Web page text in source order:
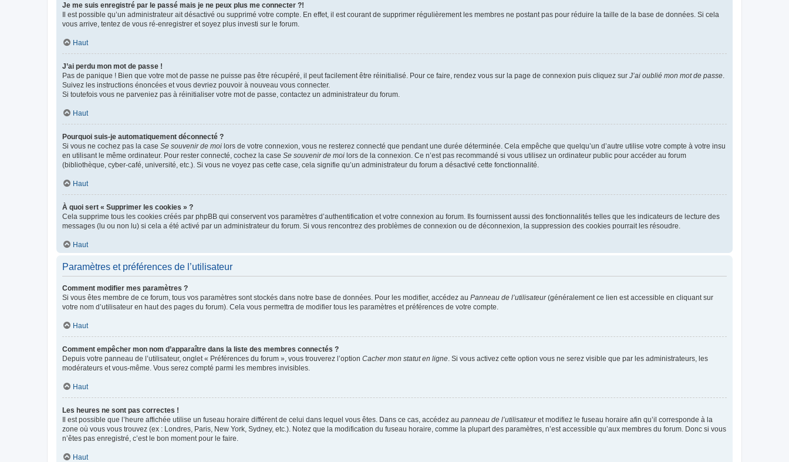
Je me suis enregistré par le passé mais je ne peux plus me connecter ?!
Il est possible qu’un administrateur ait désactivé ou supprimé votre compte. En effet, il est courant de supprimer régulièrement les membres ne postant pas pour réduire la taille de la base de données. Si cela
vous arrive, tentez de vous ré-enregistrer et soyez plus investi sur le forum.
Haut
J’ai perdu mon mot de passe !
Pas de panique ! Bien que votre mot de passe ne puisse pas être récupéré, il peut facilement être réinitialisé. Pour ce faire, rendez vous sur la page de connexion puis cliquez sur J’ai oublié mon mot de passe
Suivez les instructions énoncées et vous devriez pouvoir à nouveau vous connecter.
Si toutefois vous ne parveniez pas à réinitialiser votre mot de passe, contactez un administrateur du forum.
Haut
Pourquoi suis-je automatiquement déconnecté ?
Si vous ne cochez pas la case Se souvenir de moi lors de votre connexion, vous ne resterez connecté que pendant une durée déterminée. Cela empêche que quelqu’un d’autre utilise votre compte à votre insu
en utilisant le même ordinateur. Pour rester connecté, cochez la case Se souvenir de moi lors de la connexion. Ce n’est pas recommandé si vous utilisez un ordinateur public pour accéder au forum
(bibliothèque, cyber-café, université, etc.). Si vous ne voyez pas cette case, cela signifie qu’un administrateur du forum a désactivé cette fonctionnalité.
Haut
À quoi sert « Supprimer les cookies » ?
Cela supprime tous les cookies créés par phpBB qui conservent vos paramètres d’authentification et votre connexion au forum. Ils fournissent aussi des fonctionnalités telles que les indicateurs de lecture des
messages (lu ou non lu) si cela a été activé par un administrateur du forum. Si vous rencontrez des problèmes de connexion ou de déconnexion, la suppression des cookies pourrait les résoudre.
Haut
Paramètres et préférences de l’utilisateur
Comment modifier mes paramètres ?
Si vous êtes membre de ce forum, tous vos paramètres sont stockés dans notre base de données. Pour les modifier, accédez au Panneau de l’utilisateur(généralement ce lien est accessible en cliquant sur
votre nom d’utilisateur en haut des pages du forum). Cela vous permettra de modifier tous les paramètres et préférences de votre compte.
Haut
Comment empêcher mon nom d’apparaître dans la liste des membres connectés ?
Depuis votre panneau de l’utilisateur, onglet « Préférences du forum », vous trouverez l’option Cacher mon statut en ligne . Si vous activez cette option vous ne serez visible que par les administrateurs, les
modérateurs et vous-même. Vous serez compté parmi les membres invisibles.
Haut
Les heures ne sont pas correctes !
Il est possible que l’heure affichée utilise un fuseau horaire différent de celui dans lequel vous êtes. Dans ce cas, accédez au panneau de l’utilisateuret modifiez le fuseau horaire afin qu’il corresponde à la
zone où vous vous trouvez (ex : Londres, Paris, New York, Sydney, etc.). Notez que la modification du fuseau horaire, comme la plupart des paramètres, n’est accessible qu’aux membres du forum. Donc si vous
n’êtes pas enregistré, c’est le bon moment pour le faire.
Haut